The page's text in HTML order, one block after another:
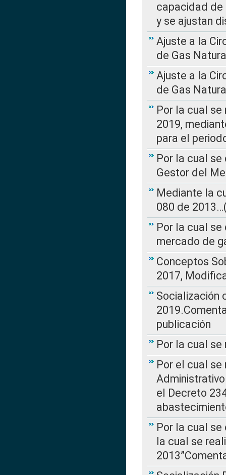
capacidad de
y se ajustan
Ajuste a la
de Gas
Ajuste a la
de Gas
Por la cual se
2019,
para el
Por la cual
Gestor del
Mediante la
080 de
Por la cual
mercado de
Conceptos
2017,
Socialización
publicación
Por la cual se
Por el cual
el Decreto
Por la cual se
la cual se